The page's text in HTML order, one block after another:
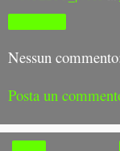
Nessun
Posta un